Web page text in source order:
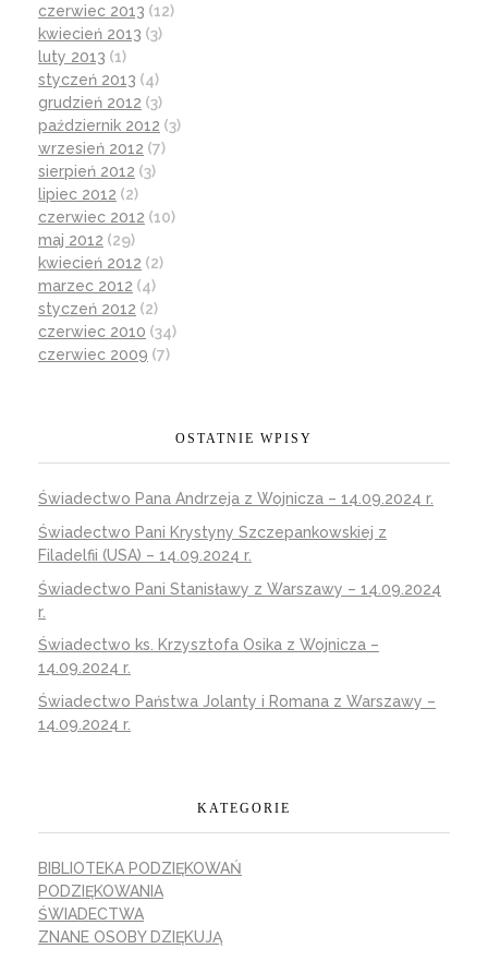
czerwiec 2013 (12)
kwiecień 2013 (3)
luty 2013 (1)
styczeń 2013 (4)
grudzień 2012 (3)
październik 2012 (3)
wrzesień 2012 (7)
sierpień 2012 (3)
lipiec 2012 (2)
czerwiec 2012 (10)
maj 2012 (29)
kwiecień 2012 (2)
marzec 2012 (4)
styczeń 2012 (2)
czerwiec 2010 (34)
czerwiec 2009 (7)
OSTATNIE WPISY
Świadectwo Pana Andrzeja z Wojnicza – 14.09.2024 r.
Świadectwo Pani Krystyny Szczepankowskiej z
Filadelfii (USA) – 14.09.2024 r.
Świadectwo Pani Stanisławy z Warszawy – 14.09.2024
r.
Świadectwo ks. Krzysztofa Osika z Wojnicza –
14.09.2024 r.
Świadectwo Państwa Jolanty i Romana z Warszawy –
14.09.2024 r.
KATEGORIE
BIBLIOTEKA PODZIĘKOWAŃ
PODZIĘKOWANIA
ŚWIADECTWA
ZNANE OSOBY DZIĘKUJĄ